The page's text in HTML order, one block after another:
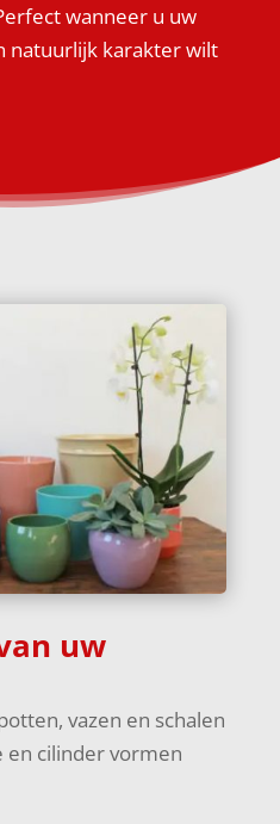
wanneer u uw
natuurlijk karakter wilt
uw
vazen en schalen
en cilinder vormen